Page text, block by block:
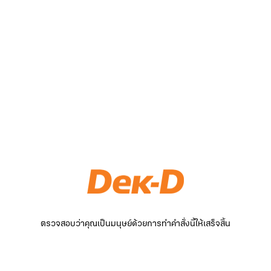
ตรวจสอบว่าคุณเป็นมนุษย์ด้วยการทำคำสั่งนี้ให้เสร็จสิ้น